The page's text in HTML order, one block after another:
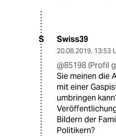
S Swiss39
20.08.2019, 13:53
@85198 (Profil
Sie meinen die
mit einer
umbringen
Bildern der
Politikern?